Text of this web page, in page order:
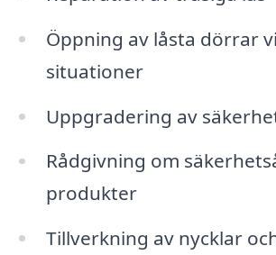
Öppning av låsta dörrar
situationer
Uppgradering av
Rådgivning om
produkter
Tillverkning av nycklar